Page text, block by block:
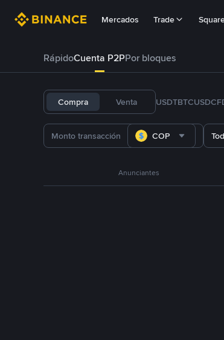
Mercados Trade
RápidoCuenta P2PPor bloques
Compra Venta USDTBTCUSDC
COP
Anunciantes